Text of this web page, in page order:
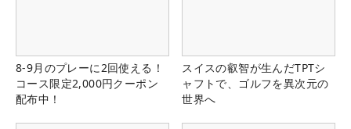
8-9月のプレーに2回使える！
コース限定2,000円クーポン
配布中！
スイスの叡智が生んだTPTシ
ャフトで、ゴルフを異次元の
世界へ